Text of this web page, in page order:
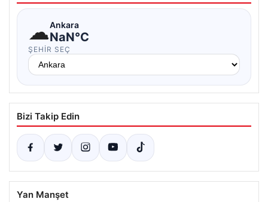
☁Ankara
NaN°C
ŞEHIR SEÇ
Bizi Takip Edin
Yan Manşet